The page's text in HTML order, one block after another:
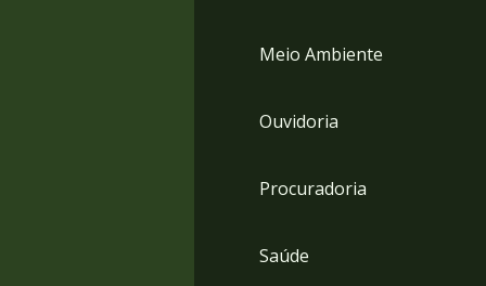
Meio Ambiente
Ouvidoria
Procuradoria
Saúde